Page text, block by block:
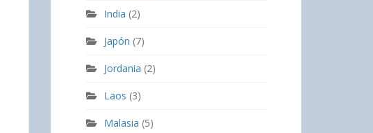
India (2)
Japón (7)
Jordania (2)
Laos (3)
Malasia (5)